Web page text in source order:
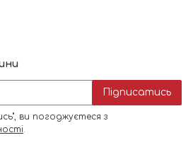
Підписатись
ви погоджуєтеся з
.